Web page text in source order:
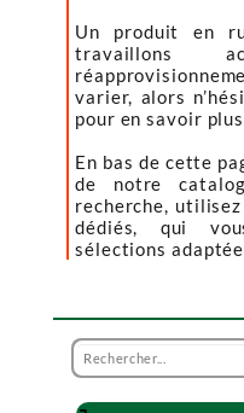
Un produit en
travaillons
varier, alors
pour en savoir
En bas de cette
de notre
recherche,
dédiés, qui
sélections